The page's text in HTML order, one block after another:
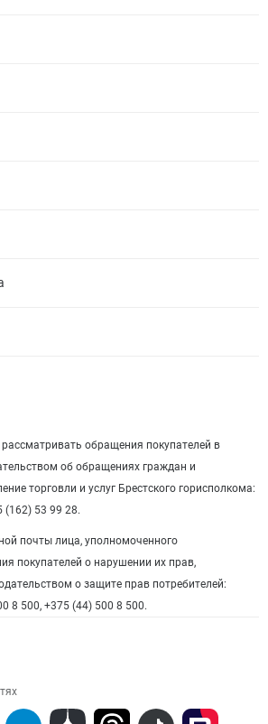
обращения покупателей в
об обращениях граждан и
торговли и услуг Брестского горисполкома:
(162) 53 99 28.
почты лица, уполномоченного
покупателей о нарушении их прав,
о защите прав потребителей:
8 500, +375 (44) 500 8 500.